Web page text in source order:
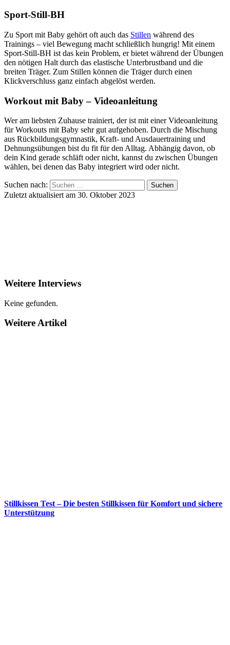
Sport-Still-BH
Zu Sport mit Baby gehört oft auch das Stillen während des
Trainings – viel Bewegung macht schließlich hungrig! Mit einem
Sport-Still-BH ist das kein Problem, er bietet während der Übungen
den nötigen Halt durch das elastische Unterbrustband und die
breiten Träger. Zum Stillen können die Träger durch einen
Klickverschluss ganz einfach abgelöst werden.
Workout mit Baby – Videoanleitung
Wer am liebsten Zuhause trainiert, der ist mit einer Videoanleitung
für Workouts mit Baby sehr gut aufgehoben. Durch die Mischung
aus Rückbildungsgymnastik, Kraft- und Ausdauertraining und
Dehnungsübungen bist du fit für den Alltag. Abhängig davon, ob
dein Kind gerade schläft oder nicht, kannst du zwischen Übungen
wählen, bei denen das Baby integriert wird oder nicht.
Suchen nach:
Zuletzt aktualisiert am 30. Oktober 2023
Weitere Interviews
Keine gefunden.
Weitere Artikel
Stillkissen Test – Die besten Stillkissen für Komfort und sichere
Unterstützung